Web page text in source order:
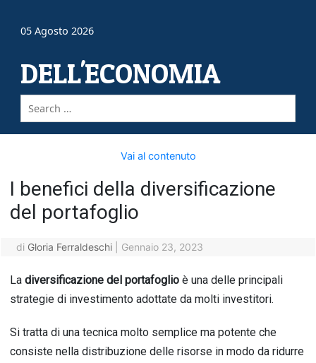
05 Agosto 2026
DELL'ECONOMIA
Vai al contenuto
I benefici della diversificazione
del portafoglio
di Gloria Ferraldeschi Gennaio 23, 2023
La diversificazione del portafoglio è una delle principali
strategie di investimento adottate da molti investitori.
Si tratta di una tecnica molto semplice ma potente che
consiste nella distribuzione delle risorse in modo da ridurre